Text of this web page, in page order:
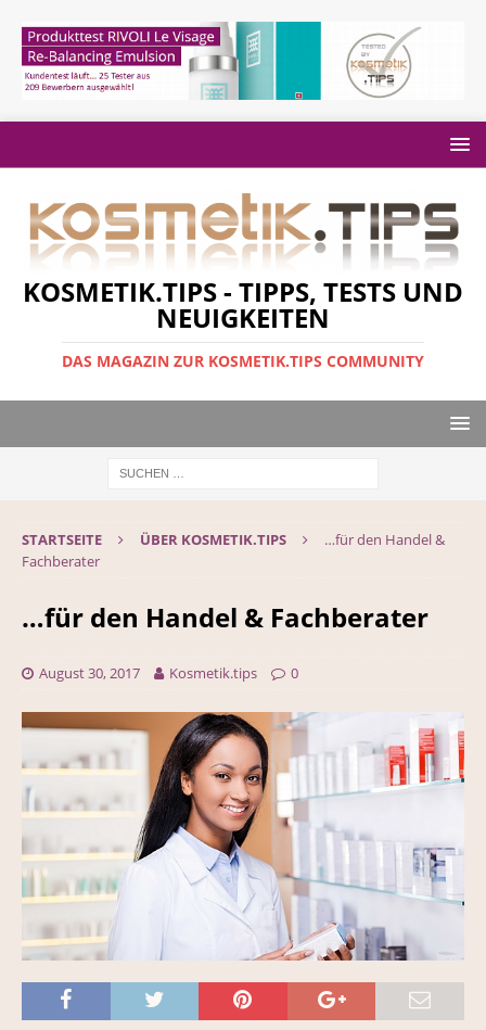
KOSMETIK.TIPS - TIPPS, TESTS UND
NEUIGKEITEN
DAS MAGAZIN ZUR KOSMETIK.TIPS COMMUNITY
STARTSEITE ÜBER KOSMETIK.TIPS
…für den Handel &
Fachberater
…für den Handel & Fachberater
August 30, 2017 Kosmetik.tips 0